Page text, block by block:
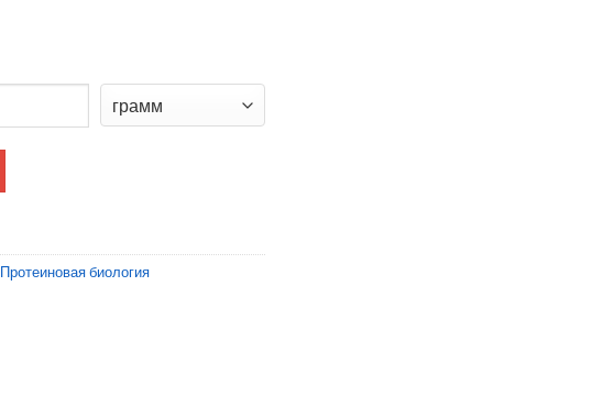
Протеиновая биология